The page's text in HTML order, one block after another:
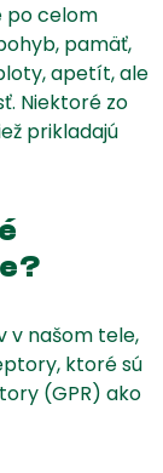
po celom
pamäť,
apetít, ale
Niektoré zo
prikladajú
v našom tele,
ktoré sú
(GPR) ako